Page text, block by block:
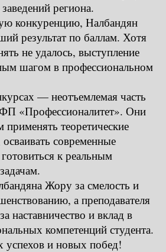
региона.
конкуренцию, Налбандян
результат по баллам. Хотя
не удалось, выступление
шагом в профессиональном
— неотъемлемая часть
«Профессионалитет». Они
применять теоретические
современные
к реальным
Жору за смелость и
а преподавателя
наставничество и вклад в
компетенций студента.
успехов и новых побед!